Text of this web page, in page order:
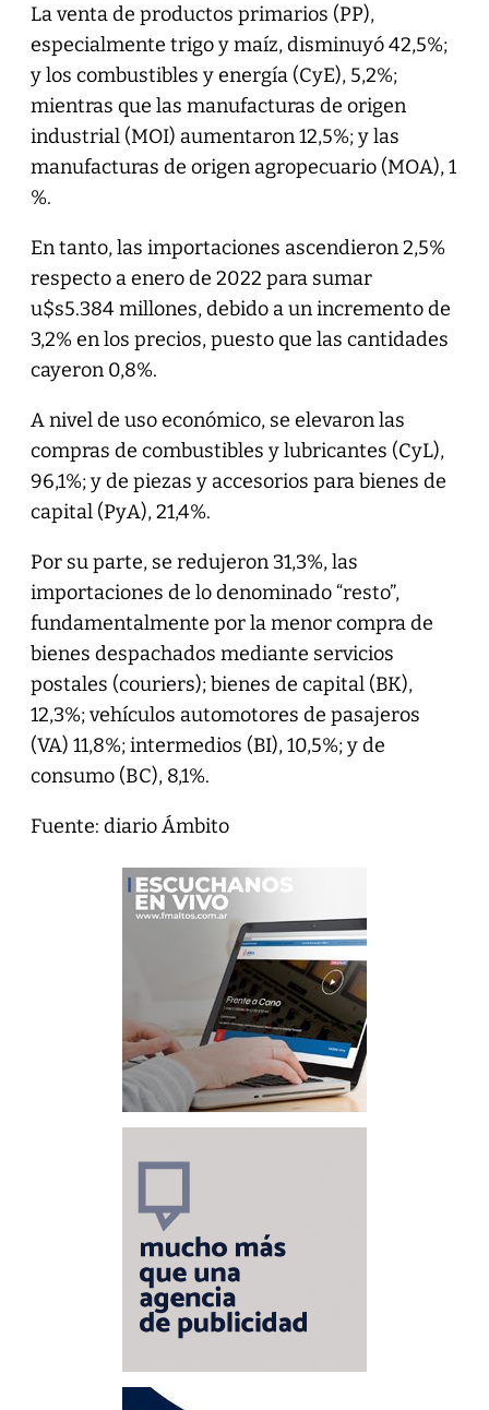
La venta de productos primarios (PP),
especialmente trigo y maíz, disminuyó 42,5%;
y los combustibles y energía (CyE), 5,2%;
mientras que las manufacturas de origen
industrial (MOI) aumentaron 12,5%; y las
manufacturas de origen agropecuario (MOA), 1
%.
En tanto, las importaciones ascendieron 2,5%
respecto a enero de 2022 para sumar
u$s5.384 millones, debido a un incremento de
3,2% en los precios, puesto que las cantidades
cayeron 0,8%.
A nivel de uso económico, se elevaron las
compras de combustibles y lubricantes (CyL),
96,1%; y de piezas y accesorios para bienes de
capital (PyA), 21,4%.
Por su parte, se redujeron 31,3%, las
importaciones de lo denominado “resto”,
fundamentalmente por la menor compra de
bienes despachados mediante servicios
postales (couriers); bienes de capital (BK),
12,3%; vehículos automotores de pasajeros
(VA) 11,8%; intermedios (BI), 10,5%; y de
consumo (BC), 8,1%.
Fuente: diario Ámbito